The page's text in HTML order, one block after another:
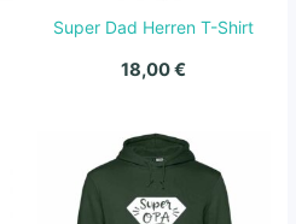
Super Dad Herren T-Shirt
18,00€